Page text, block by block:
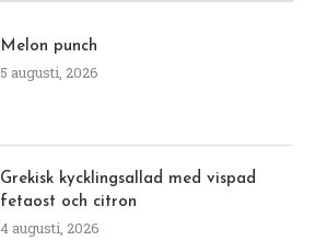
Melon punch
5 augusti, 2026
Grekisk kycklingsallad med vispad
fetaost och citron
4 augusti, 2026